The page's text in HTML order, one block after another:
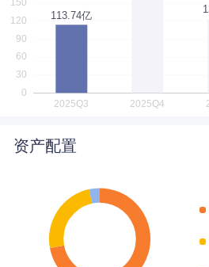
资产配置